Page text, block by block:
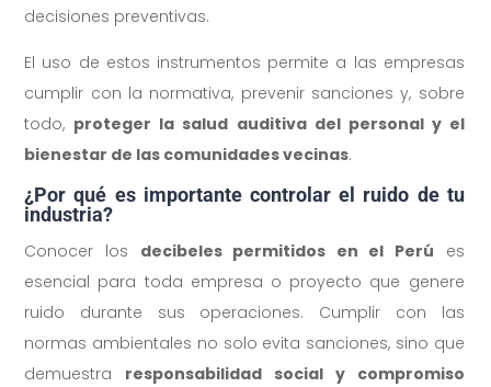
decisiones preventivas.
El uso de estos instrumentos permite a las empresas
cumplir con la normativa, prevenir sanciones y, sobre
todo, proteger la salud auditiva del personal y el
bienestar de las comunidades vecinas.
¿Por qué es importante controlar el ruido de tu
industria?
Conocer los decibeles permitidos en el Perú es
esencial para toda empresa o proyecto que genere
ruido durante sus operaciones. Cumplir con las
normas ambientales no solo evita sanciones, sino que
demuestra responsabilidad social y compromiso